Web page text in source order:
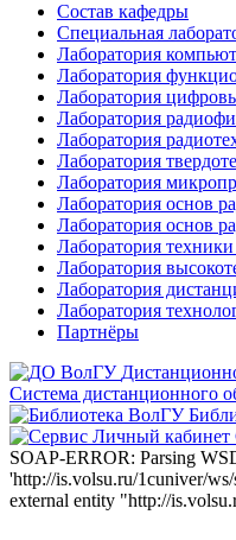
Состав кафедры
Специальная
Лаборатория
Лаборатория
Лаборатория
Лаборатория
Лаборатория
Лаборатория
Лаборатория
Лаборатория основ
Лаборатория основ
Лаборатория
Лаборатория
Лаборатория
Лаборатория
Партнёры
Система дистанционного
SOAP-ERROR: Parsing
'http://is.volsu.ru/1cuniver/
external entity "http://